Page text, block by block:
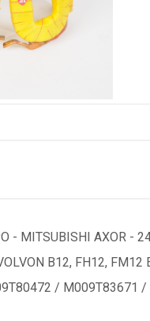
- MITSUBISHI AXOR -
B12, FH12, FM12
/ M009T83671